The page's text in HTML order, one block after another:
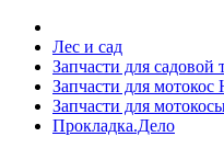
Лес и сад
Запчасти для садовой
Запчасти для мотокос
Запчасти для
Прокладка.Дело